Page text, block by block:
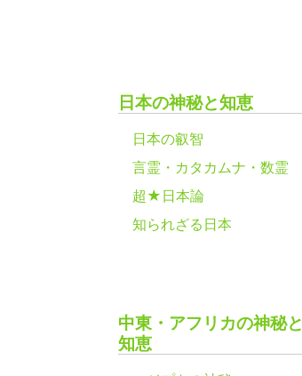
日本の神秘と知恵
日本の叡智
言霊・カタカムナ・数霊
超★日本論
知られざる日本
中東・アフリカの神秘と
知恵